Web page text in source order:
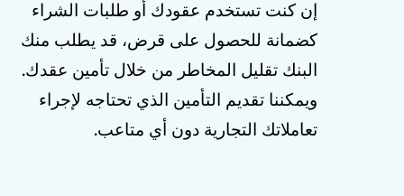
إن كنت تستخدم عقودك أو طلبات الشراء
كضمانة للحصول على قرض، قد يطلب منك
البنك تقليل المخاطر من خلال تأمين عقدك.
ويمكننا تقديم التأمين الذي تحتاجه لإجراء
تعاملاتك التجارية دون أي متاعب.